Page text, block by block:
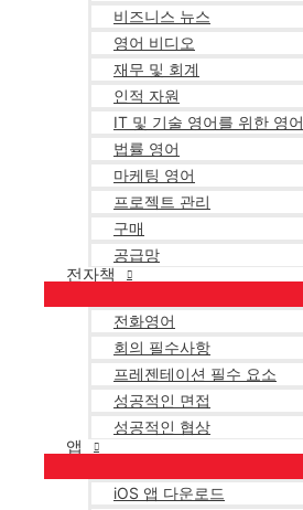
비즈니스 뉴스
영어 비디오
재무 및 회계
인적 자원
IT 및 기술 영어를 위한 영어
법률 영어
마케팅 영어
프로젝트 관리
구매
공급망
전자책
전화영어
회의 필수사항
프레젠테이션 필수 요소
성공적인 면접
성공적인 협상
앱
iOS 앱 다운로드